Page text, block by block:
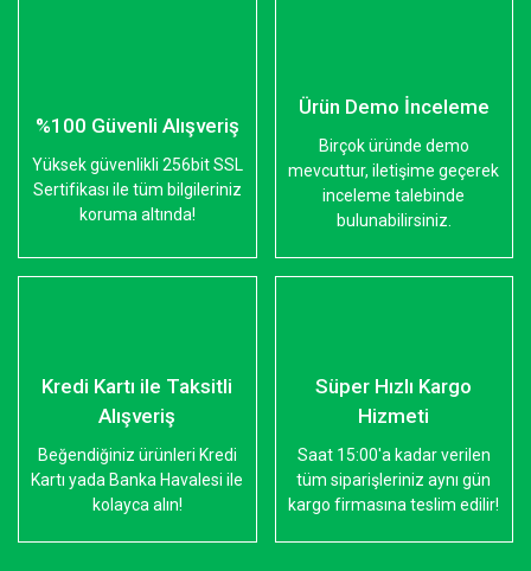
%100 Güvenli Alışveriş
Yüksek güvenlikli 256bit SSL
Sertifikası ile tüm bilgileriniz
koruma altında!
Ürün Demo İnceleme
Birçok üründe demo
mevcuttur, iletişime geçerek
inceleme talebinde
bulunabilirsiniz.
Kredi Kartı ile Taksitli
Alışveriş
Beğendiğiniz ürünleri Kredi
Kartı yada Banka Havalesi ile
kolayca alın!
Süper Hızlı Kargo
Hizmeti
Saat 15:00'a kadar verilen
tüm siparişleriniz aynı gün
kargo firmasına teslim edilir!